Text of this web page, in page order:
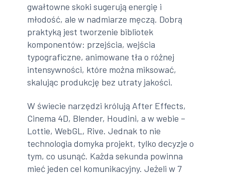
gwałtowne skoki sugerują energię i
młodość, ale w nadmiarze męczą. Dobrą
praktyką jest tworzenie bibliotek
komponentów: przejścia, wejścia
typograficzne, animowane tła o różnej
intensywności, które można miksować,
skalując produkcję bez utraty jakości.
W świecie narzędzi królują After Effects,
Cinema 4D, Blender, Houdini, a w webie –
Lottie, WebGL, Rive. Jednak to nie
technologia domyka projekt, tylko decyzje o
tym, co usunąć. Każda sekunda powinna
mieć jeden cel komunikacyjny. Jeżeli w 7